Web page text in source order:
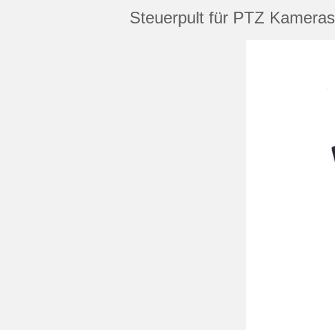
Steuerpult für PTZ Kameras